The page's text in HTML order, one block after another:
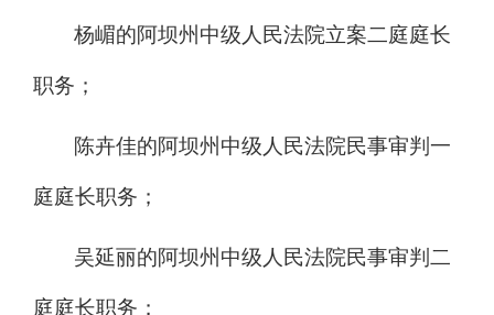
杨嵋的阿坝州中级人民法院立案二庭庭长
职务；
陈卉佳的阿坝州中级人民法院民事审判一
庭庭长职务；
吴延丽的阿坝州中级人民法院民事审判二
庭庭长职务；